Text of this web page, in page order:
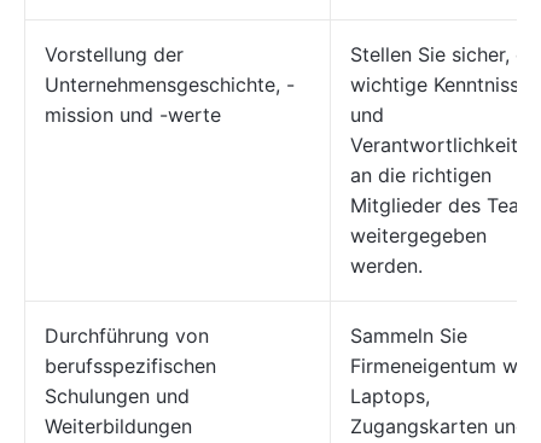
Vorstellung der
Unternehmensgeschichte, -
mission und -werte
Stellen Sie sicher,
wichtige Kenntnisse
und
Verantwortlichkeiten
an die richtigen
Mitglieder des
weitergegeben
werden.
Durchführung von
berufsspezifischen
Schulungen und
Weiterbildungen
Sammeln Sie
Firmeneigentum wie
Laptops,
Zugangskarten und